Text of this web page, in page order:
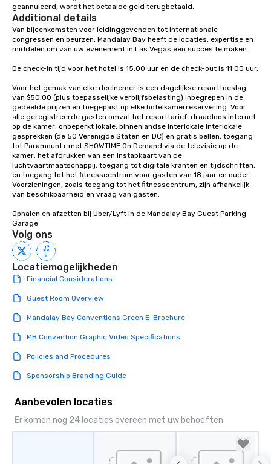
geannuleerd, wordt het betaalde geld terugbetaald.
Additional details
Van bijeenkomsten voor leidinggevenden tot internationale
congressen en beurzen, Mandalay Bay heeft de locaties, expertise en
middelen om van uw evenement in Las Vegas een succes te maken.
De check-in tijd voor het hotel is 15.00 uur en de check-out is 11.00 uur.
Voor het gemak van elke deelnemer is een dagelijkse resorttoeslag
van $50,00 (plus toepasselijke verblijfsbelasting) inbegrepen in de
gedeelde prijzen en toegepast op elke hotelkamerreservering. Voor
alle geregistreerde gasten omvat het resorttarief: draadloos internet
op de kamer; onbeperkt lokale, binnenlandse interlokale interlokale
gesprekken (de 50 Verenigde Staten en DC) en gratis bellen; toegang
tot Paramount+ met SHOWTIME On Demand via de televisie op de
kamer; het afdrukken van een instapkaart van de
luchtvaartmaatschappij; toegang tot digitale kranten en tijdschriften;
en toegang tot het fitnesscentrum voor gasten van 18 jaar en ouder.
Voorzieningen, zoals toegang tot het fitnesscentrum, zijn afhankelijk
van beschikbaarheid en vraag van gasten.
Ophalen en afzetten bij Uber/Lyft in de Mandalay Bay Guest Parking
Garage
Volg ons
Locatiemogelijkheden
Financial Considerations
Guest Room Overview
Mandalay Bay Conventions Green E-Brochure
MB Convention Graphic Video Specifications
Policies and Procedures
Sponsorship Branding Guide
Aanbevolen locaties
Er komen nog 24 locaties overeen met uw behoeften